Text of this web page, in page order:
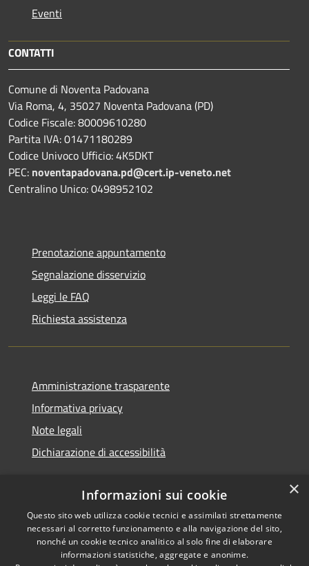
Eventi
CONTATTI
Comune di Noventa Padovana
Via Roma, 4, 35027 Noventa Padovana (PD)
Codice Fiscale: 80009610280
Partita IVA: 01471180289
Codice Univoco Ufficio: 4K5DKT
PEC: noventapadovana.pd@cert.ip-veneto.net
Centralino Unico: 0498952102
Prenotazione appuntamento
Segnalazione disservizio
Leggi le FAQ
Richiesta assistenza
Amministrazione trasparente
Informativa privacy
Note legali
Dichiarazione di accessibilità
RSS
Accessibilità
Copyright © 2026 • Comune di
Noventa Padovana • Powered
byMunicipium•
×
Informazioni sui cookie
Questo sito web utilizza cookie tecnici e assimilati strettamente
necessari al corretto funzionamento e alla navigazione del sito,
nonché un cookie tecnico analitico al solo fine di elaborare
informazioni statistiche, aggregate e anonime.